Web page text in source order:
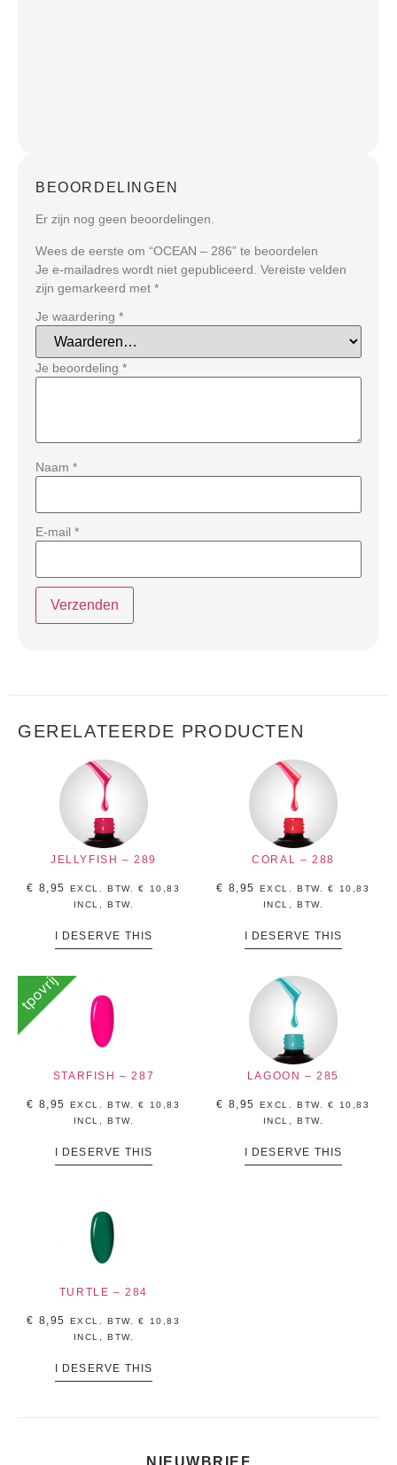
BEOORDELINGEN
Er zijn nog geen beoordelingen.
Wees de eerste om “OCEAN – 286” te beoordelen
Je e-mailadres wordt niet gepubliceerd. Vereiste velden
zijn gemarkeerd met *
Je waardering *
Je beoordeling *
Naam *
E-mail *
GERELATEERDE PRODUCTEN
JELLYFISH – 289
€ 8,95 EXCL. BTW.€
10,83
INCL, BTW.
I DESERVE THIS
CORAL – 288
€ 8,95 EXCL. BTW.€
10,83
INCL, BTW.
I DESERVE THIS
tpovrij
STARFISH – 287
€ 8,95 EXCL. BTW.€
10,83
INCL, BTW.
I DESERVE THIS
LAGOON – 285
€ 8,95 EXCL. BTW.€
10,83
INCL, BTW.
I DESERVE THIS
TURTLE – 284
€ 8,95 EXCL. BTW.€
10,83
INCL, BTW.
I DESERVE THIS
NIEUWBRIEF